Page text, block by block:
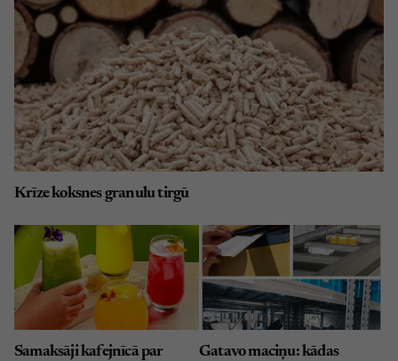
Krīze koksnes granulu tirgū
Samaksāji kafejnīcā par
Gatavo maciņu: kādas